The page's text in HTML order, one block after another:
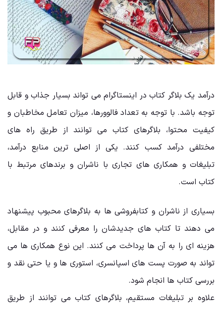
درآمد یک بلاگر کتاب در اینستاگرام می ‌تواند بسیار جذاب و قابل
توجه باشد. با توجه به تعداد فالوورها، میزان تعامل مخاطبان و
کیفیت محتوا، بلاگرهای کتاب می ‌توانند از طریق راه ‌های
مختلفی درآمد کسب کنند. یکی از اصلی ‌ترین منابع درآمد،
تبلیغات و همکاری‌ های تجاری با ناشران و برندهای مرتبط با
کتاب است.
بسیاری از ناشران و کتابفروشی‌ ها به بلاگرهای محبوب پیشنهاد
می ‌دهند تا کتاب ‌های جدیدشان را معرفی کنند و در مقابل،
هزینه ‌ای را به آن ‌ها پرداخت می ‌کنند. این نوع همکاری ‌ها می‌
تواند به صورت پست ‌های اسپانسری، استوری ‌ها و یا حتی نقد و
بررسی کتاب‌ ها انجام شود.
علاوه بر تبلیغات مستقیم، بلاگرهای کتاب می ‌توانند از طریق